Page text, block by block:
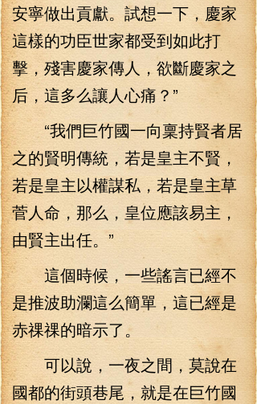
安寧做出貢獻。試想一下，慶家
這樣的功臣世家都受到如此打
擊，殘害慶家傳人，欲斷慶家之
后，這多么讓人心痛？”
“我們巨竹國一向稟持賢者居
之的賢明傳統，若是皇主不賢，
若是皇主以權謀私，若是皇主草
菅人命，那么，皇位應該易主，
由賢主出任。”
這個時候，一些謠言已經不
是推波助瀾這么簡單，這已經是
赤祼祼的暗示了。
可以說，一夜之間，莫說在
國都的街頭巷尾，就是在巨竹國